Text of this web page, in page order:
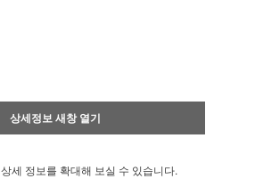
상세정보 새창 열기
상세 정보를 확대해 보실 수 있습니다.